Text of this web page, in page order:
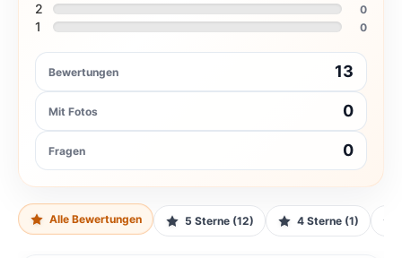
2 0
1 0
Bewertungen 13
Mit Fotos 0
Fragen 0
Alle Bewertungen 5 Sterne (12) 4 Sterne (1)